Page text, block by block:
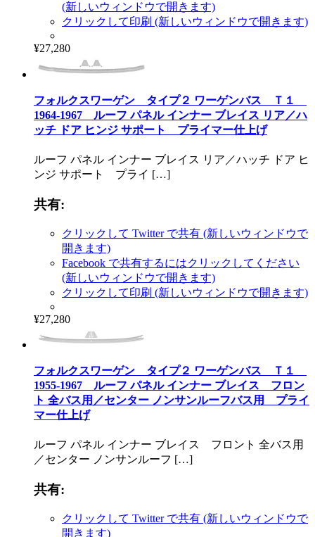
(新しいウィンドウで開きます)
クリックして印刷 (新しいウィンドウで開きます)
¥27,280
フォルクスワーゲン タイプ２ ワーゲンバス Ｔ１
1964-1967 ルーフ パネル インナー ブレイス リア／ハ
ッチ ドア ヒンジ サポート プライマー仕上げ
ルーフ パネル インナー ブレイス リア／ハッチ ドア ヒ
ンジ サポート プライ […]
共有:
クリックして Twitter で共有 (新しいウィンドウで
開きます)
Facebook で共有するにはクリックしてください
(新しいウィンドウで開きます)
クリックして印刷 (新しいウィンドウで開きます)
¥27,280
フォルクスワーゲン タイプ２ ワーゲンバス Ｔ１
1955-1967 ルーフ パネル インナー ブレイス フロン
ト 全バス用／センター ノンサンルーフバス用 プライ
マー仕上げ
ルーフ パネル インナー ブレイス フロント 全バス用
／センター ノンサンルーフ […]
共有:
クリックして Twitter で共有 (新しいウィンドウで
開きます)